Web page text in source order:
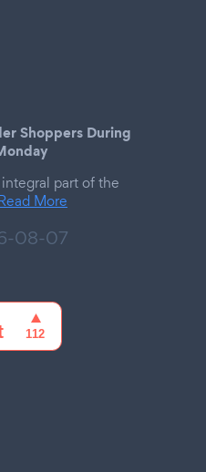
Shoppers During
part of the
More
08-07